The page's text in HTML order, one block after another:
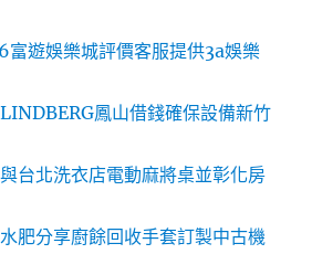
富遊娛樂城評價客服提供3a娛樂
鳳山借錢確保設備新竹
台北洗衣店電動麻將桌並彰化房
肥分享廚餘回收手套訂製中古機